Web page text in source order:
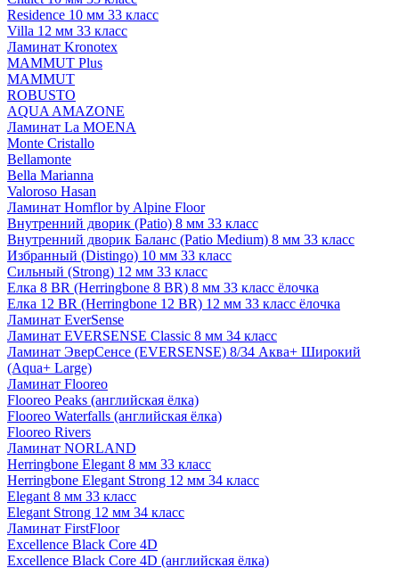
Residence 10 мм 33 класс
Villa 12 мм 33 класс
Ламинат Kronotex
MAMMUT Plus
MAMMUT
ROBUSTO
AQUA AMAZONE
Ламинат La MOENA
Monte Cristallo
Bellamonte
Bella Marianna
Valoroso Hasan
Ламинат Homflor by Alpine Floor
Внутренний дворик (Patio) 8 мм 33 класс
Внутренний дворик Баланс (Patio Medium) 8 мм 33 класс
Избранный (Distingo) 10 мм 33 класс
Сильный (Strong) 12 мм 33 класс
Елка 8 BR (Herringbone 8 BR) 8 мм 33 класс ёлочка
Елка 12 BR (Herringbone 12 BR) 12 мм 33 класс ёлочка
Ламинат EverSense
Ламинат EVERSENSE Classic 8 мм 34 класс
Ламинат ЭверСенсе (EVERSENSE) 8/34 Аква+ Широкий
(Aqua+ Large)
Ламинат Flooreo
Flooreo Peaks (английская ёлка)
Flooreo Waterfalls (английская ёлка)
Flooreo Rivers
Ламинат NORLAND
Herringbone Elegant 8 мм 33 класс
Herringbone Elegant Strong 12 мм 34 класс
Elegant 8 мм 33 класс
Elegant Strong 12 мм 34 класс
Ламинат FirstFloor
Excellence Black Core 4D
Excellence Black Core 4D (английская ёлка)